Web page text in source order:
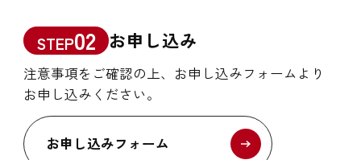
STEP02 お申し込み
注意事項をご確認の上、お申し込みフォームより
お申し込みください。
お申し込みフォーム